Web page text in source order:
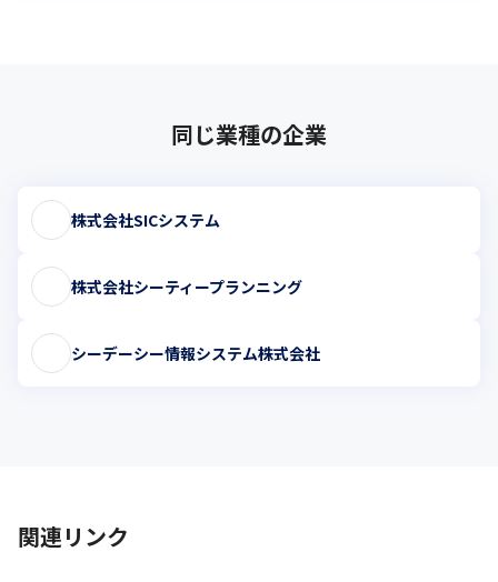
同じ業種の企業
株式会社SICシステム
株式会社シーティープランニング
シーデーシー情報システム株式会社
関連リンク